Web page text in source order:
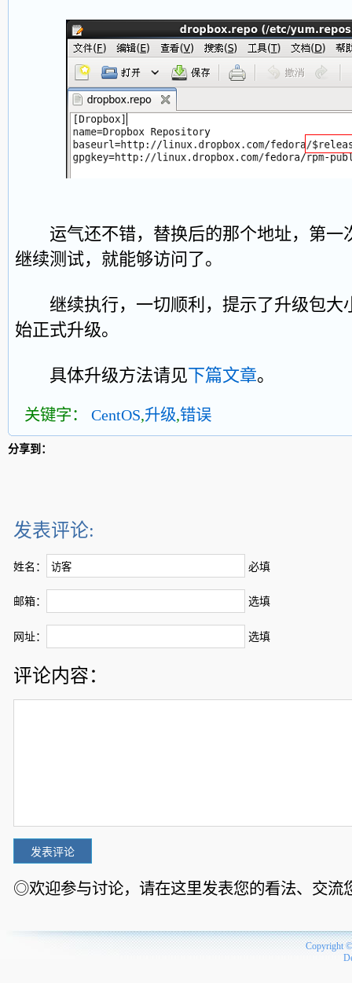
运气还不错，替换后的那个地址，第一
继续测试，就能够访问了。
继续执行，一切顺利，提示了升级包大
始正式升级。
具体升级方法请见下篇文章。
关键字： CentOS,升级,错误
分享到：
发表评论:
姓名： 必填
邮箱： 选填
网址： 选填
评论内容：
◎欢迎参与讨论，请在这里发表您的看法、交流
Copyright